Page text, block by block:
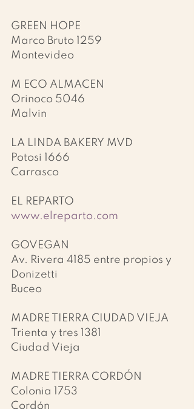
GREEN HOPE
Marco Bruto 1259
Montevideo
M ECO ALMACEN
Orinoco 5046
Malvin
LA LINDA BAKERY MVD
Potosi 1666
Carrasco
EL REPARTO
www.elreparto.com
GOVEGAN
Av. Rivera 4185 entre propios y
Donizetti
Buceo
MADRE TIERRA CIUDAD VIEJA
Trienta y tres 1381
Ciudad Vieja
MADRE TIERRA CORDÓN
Colonia 1753
Cordón